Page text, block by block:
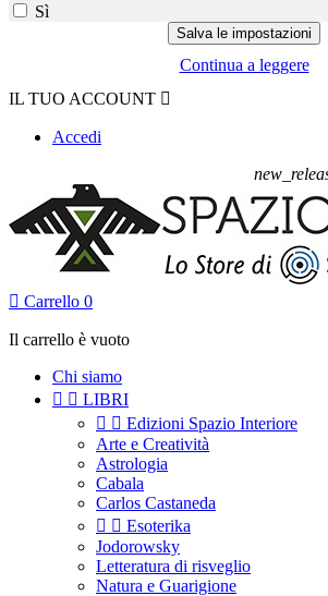
Sì
Continua a leggere
IL TUO ACCOUNT 
Accedi
 Carrello 0
Il carrello è vuoto
Chi siamo
  LIBRI
  Edizioni Spazio Interiore
Arte e Creatività
Astrologia
Cabala
Carlos Castaneda
  Esoterika
Jodorowsky
Letteratura di risveglio
Natura e Guarigione